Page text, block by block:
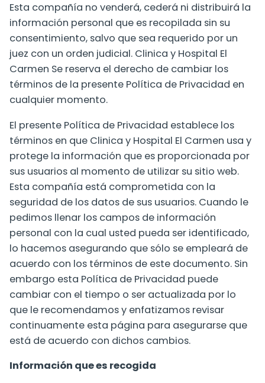
Esta compañía no venderá, cederá ni distribuirá la
información personal que es recopilada sin su
consentimiento, salvo que sea requerido por un
juez con un orden judicial. Clinica y Hospital El
Carmen Se reserva el derecho de cambiar los
términos de la presente Política de Privacidad en
cualquier momento.
El presente Política de Privacidad establece los
términos en que Clinica y Hospital El Carmen usa y
protege la información que es proporcionada por
sus usuarios al momento de utilizar su sitio web.
Esta compañía está comprometida con la
seguridad de los datos de sus usuarios. Cuando le
pedimos llenar los campos de información
personal con la cual usted pueda ser identificado,
lo hacemos asegurando que sólo se empleará de
acuerdo con los términos de este documento. Sin
embargo esta Política de Privacidad puede
cambiar con el tiempo o ser actualizada por lo
que le recomendamos y enfatizamos revisar
continuamente esta página para asegurarse que
está de acuerdo con dichos cambios.
Información que es recogida